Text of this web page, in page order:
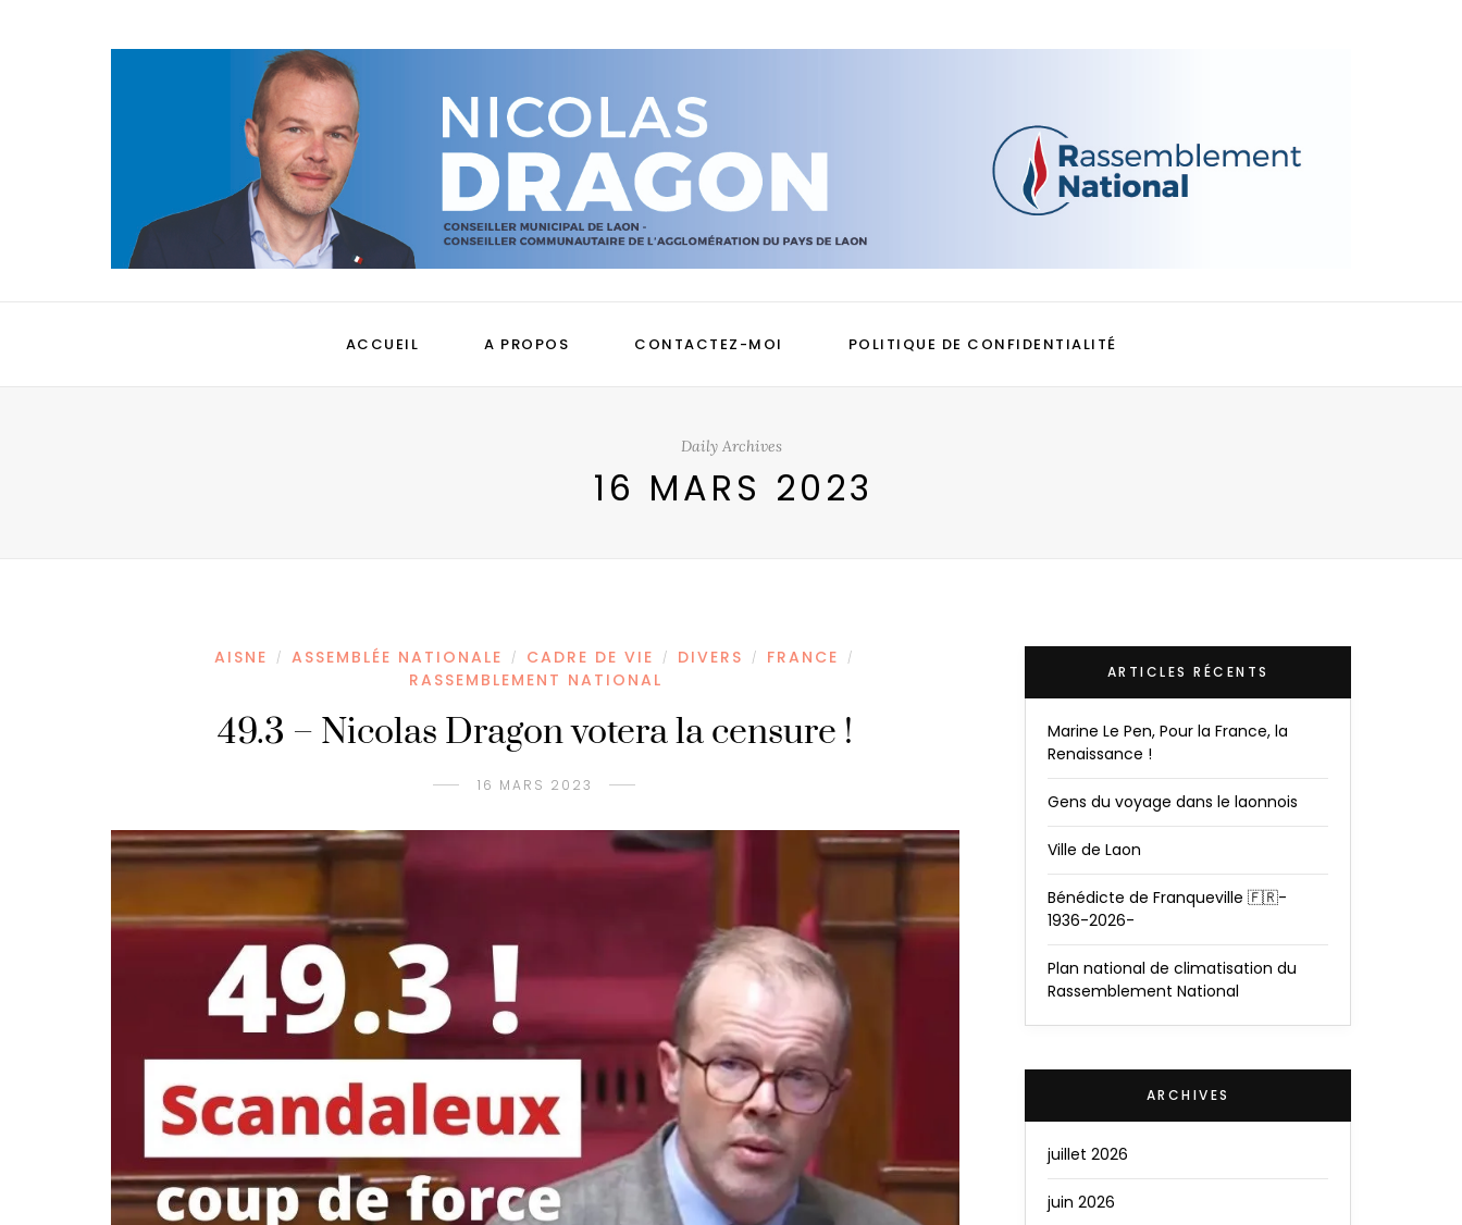
ACCUEIL A PROPOS CONTACTEZ-MOI POLITIQUE DE CONFIDENTIALITÉ
Daily Archives
16 MARS 2023
AISNE / ASSEMBLÉE NATIONALE / CADRE DE VIE / DIVERS / FRANCE /
RASSEMBLEMENT NATIONAL
49.3 – Nicolas Dragon votera la censure !
16 MARS 2023
ARTICLES RÉCENTS
Marine Le Pen, Pour la France, la
Renaissance !
Gens du voyage dans le laonnois
Ville de Laon
Bénédicte de Franqueville 🇫🇷-
1936-2026-
Plan national de climatisation du
Rassemblement National
ARCHIVES
juillet 2026
juin 2026